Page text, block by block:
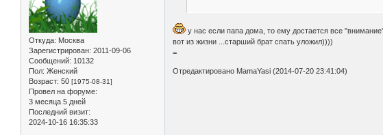
Откуда: Москва
Зарегистрирован: 2011-09-06
Сообщений: 10132
Пол: Женский
Возраст: 50 [1975-08-31]
Провел на форуме:
3 месяца 5 дней
Последний визит:
2024-10-16 16:35:33
у нас если папа дома, то ему достается все
вот из жизни ...старший брат спать уложил))))
=
Отредактировано MamaYasi (2014-07-20 23:41:04)